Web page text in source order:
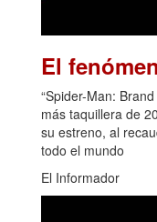
El
“Spider-Man:
más taquillera de
su estreno, al
todo el mundo
El Informador